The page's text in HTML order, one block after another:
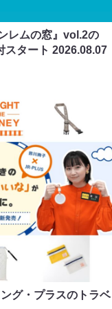
レムの窓』vol.2の
スタート2026.08.07
グ・プラスのトラベ